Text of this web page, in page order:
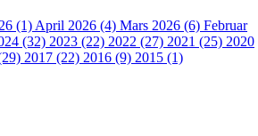
(1) April 2026 (4) Mars 2026 (6) Februar
(32) 2023 (22) 2022 (27) 2021 (25) 2020
2017 (22) 2016 (9) 2015 (1)